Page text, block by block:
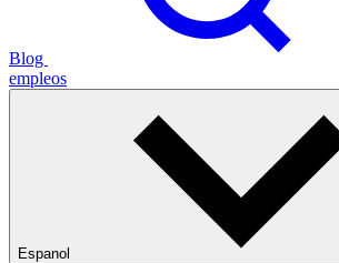
Blog
empleos
Espanol